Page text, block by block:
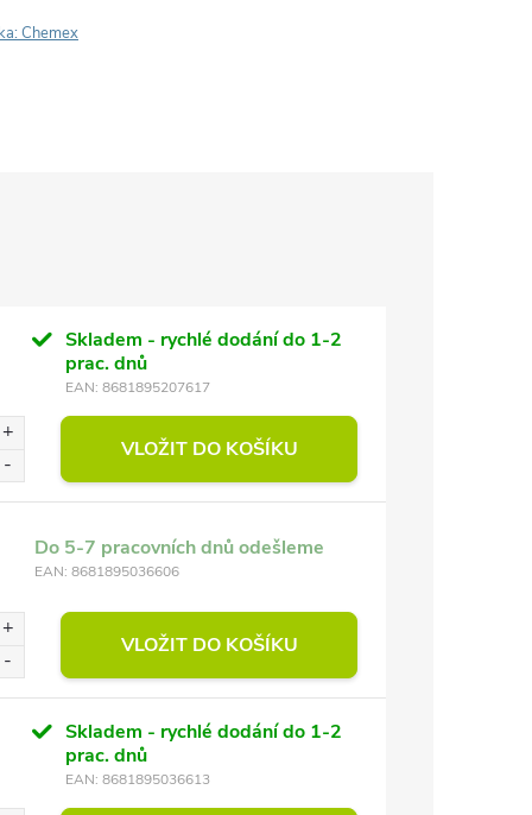
Chemex
Skladem - rychlé dodání do 1-2
prac. dnů
EAN: 8681895207617
VLOŽIT DO KOŠÍKU
Do 5-7 pracovních dnů odešleme
EAN: 8681895036606
VLOŽIT DO KOŠÍKU
Skladem - rychlé dodání do 1-2
prac. dnů
EAN: 8681895036613